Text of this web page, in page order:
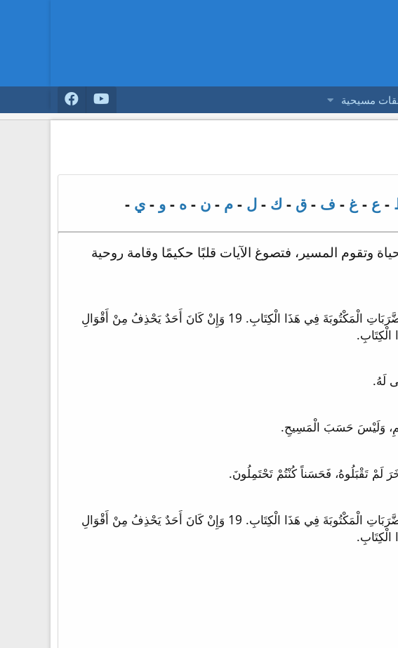
مسيحية
- ع - غ - ف - ق - ك - ل - م - ن - ه - و - ي -
وتقوم المسير، فتصوغ الآيات قلبًا حكيمًا وقامة روحية
18 لأَنِّي أَشْهَدُ لِكُلِّ مَنْ يَسْمَعُ أَقْوَالَ نُبُوَّةِ هَذَا الْكِتَابِ: إِنْ كَانَ أَحَدٌ يَزِيدُ عَلَى هَذَا يَزِيدُ اللهُ عَلَيْهِ الضَّرَبَاتِ الْمَكْتُوبَةَ فِي هَذَا الْكِتَابِ. 19 وَإِنْ كَانَ أَحَدٌ يَحْذِفُ مِنْ أَقْوَالِ
18 لأَنِّي أَشْهَدُ لِكُلِّ مَنْ يَسْمَعُ أَقْوَالَ نُبُوَّةِ هَذَا الْكِتَابِ: إِنْ كَانَ أَحَدٌ يَزِيدُ عَلَى هَذَا يَزِيدُ اللهُ عَلَيْهِ الضَّرَبَاتِ الْمَكْتُوبَةَ فِي هَذَا الْكِتَابِ. 19 وَإِنْ كَانَ أَحَدٌ يَحْذِفُ مِنْ أَقْوَالِ